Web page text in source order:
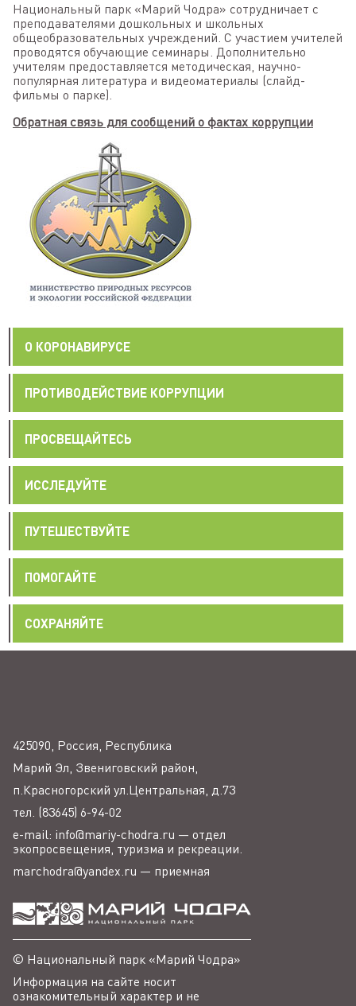
Национальный парк «Марий Чодра» сотрудничает с
преподавателями дошкольных и школьных
общеобразовательных учреждений. С участием учителей
проводятся обучающие семинары. Дополнительно
учителям предоставляется методическая, научно-
популярная литература и видеоматериалы (слайд-
фильмы о парке).
Обратная связь для сообщений о фактах коррупции
О КОРОНАВИРУСЕ
ПРОТИВОДЕЙСТВИЕ КОРРУПЦИИ
ПРОСВЕЩАЙТЕСЬ
ИССЛЕДУЙТЕ
ПУТЕШЕСТВУЙТЕ
ПОМОГАЙТЕ
СОХРАНЯЙТЕ
425090, Россия, Республика
Марий Эл, Звениговский район,
п.Красногорский ул.Центральная, д.73
тел. (83645) 6-94-02
e-mail: info@mariy-chodra.ru — отдел
экопросвещения, туризма и рекреации.
marchodra@yandex.ru — приемная
© Национальный парк «Марий Чодра»
Информация на сайте носит
ознакомительный характер и не